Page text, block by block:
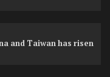
and Taiwan has risen